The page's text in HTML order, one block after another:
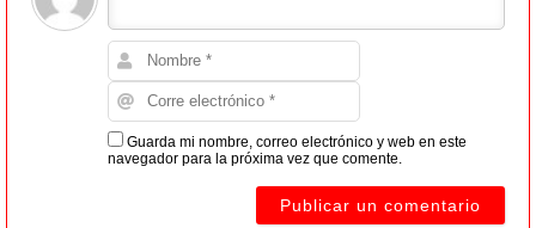
Guarda mi nombre, correo electrónico y web en este
navegador para la próxima vez que comente.